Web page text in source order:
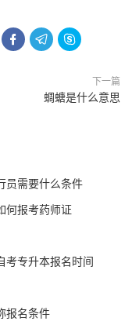
  
下一篇
蜩螗是什么意思
员需要什么条件
何报考药师证
考专升本报名时间
报名条件